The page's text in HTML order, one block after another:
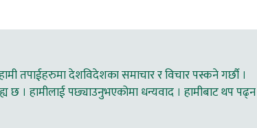
तपाईहरुमा देशविदेशका समाचार र विचार पस्कने गर्छौ ।
छ । हामीलाई पछ्याउनुभएकोमा धन्यवाद । हामीबाट थप पढ्न